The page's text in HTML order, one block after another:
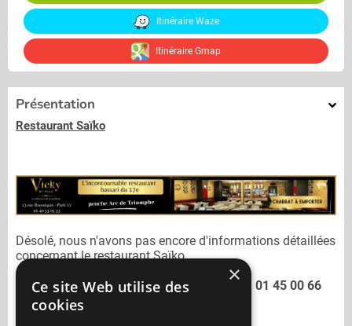
Itinéraire Waze
Itinéraire Gmap
Présentation
Restaurant Saïko
Désolé, nous n'avons pas encore d'informations détaillées
concernant le restaurant Saïko.
Vous pouvez joindre le restaurant
01 45 00 66
×
Ce site Web utilise des
cookies